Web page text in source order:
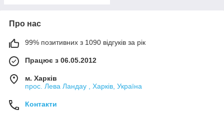
Про нас
99% позитивних з 1090 відгуків за рік
Працює з 06.05.2012
м. Харків
прос. Лева Ландау , Харків, Україна
Контакти